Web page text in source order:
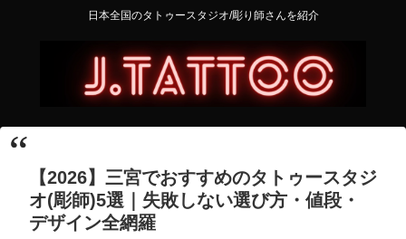
日本全国のタトゥースタジオ/彫り師さんを紹介
【2026】三宮でおすすめのタトゥースタジ
オ(彫師)5選｜失敗しない選び方・値段・
デザイン全網羅